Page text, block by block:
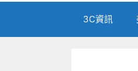
3C資訊